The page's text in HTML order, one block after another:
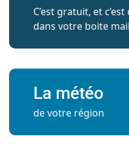
C’est gratuit, et
dans votre boite mail
La météo
de votre région